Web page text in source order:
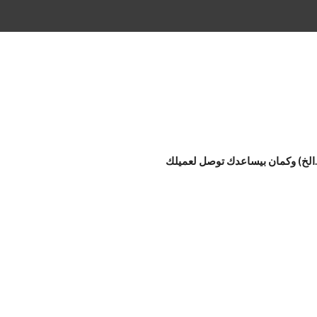
وكمان بيساعدك توصل لعميلك